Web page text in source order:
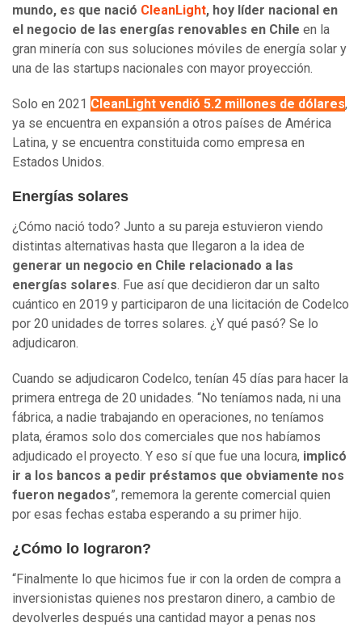
mundo, es que nació CleanLight, hoy líder nacional en
el negocio de las energías renovables en Chile en la
gran minería con sus soluciones móviles de energía solar y
una de las startups nacionales con mayor proyección.
Solo en 2021 CleanLight vendió 5.2 millones de dólares,
ya se encuentra en expansión a otros países de América
Latina, y se encuentra constituida como empresa en
Estados Unidos.
Energías solares
¿Cómo nació todo? Junto a su pareja estuvieron viendo
distintas alternativas hasta que llegaron a la idea de
generar un negocio en Chile relacionado a las
energías solares. Fue así que decidieron dar un salto
cuántico en 2019 y participaron de una licitación de Codelco
por 20 unidades de torres solares. ¿Y qué pasó? Se lo
adjudicaron.
Cuando se adjudicaron Codelco, tenían 45 días para hacer la
primera entrega de 20 unidades. “No teníamos nada, ni una
fábrica, a nadie trabajando en operaciones, no teníamos
plata, éramos solo dos comerciales que nos habíamos
adjudicado el proyecto. Y eso sí que fue una locura, implicó
ir a los bancos a pedir préstamos que obviamente nos
fueron negados”, rememora la gerente comercial quien
por esas fechas estaba esperando a su primer hijo.
¿Cómo lo lograron?
“Finalmente lo que hicimos fue ir con la orden de compra a
inversionistas quienes nos prestaron dinero, a cambio de
devolverles después una cantidad mayor a penas nos